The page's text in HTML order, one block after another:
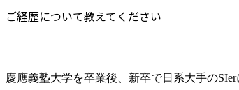
ご経歴について教えてください
慶應義塾大学を卒業後、新卒で日系大手の